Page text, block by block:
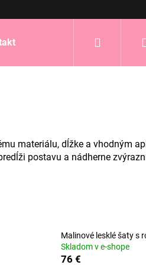
materiálu, dĺžke a vhodným
postavu a nádherne
Malinové lesklé šaty s
Skladom v e-shope
76 €